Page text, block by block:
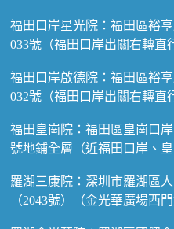
福田口岸星光院：福田區裕
033號（福田口岸出關右轉直
福田口岸啟德院：福田區裕
032號（福田口岸出關右轉直
福田皇崗院：福田區皇崗口
號地鋪全層（近福田口岸、
羅湖三康院：深圳市羅湖區
（2043號）（金光華廣場西門